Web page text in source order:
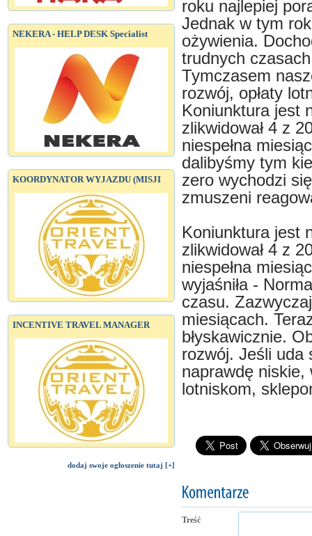
NEKERA - HELP DESK Specialist
KOORDYNATOR WYJAZDU (MISJI
INCENTIVE TRAVEL MANAGER
dodaj swoje ogłoszenie tutaj [+]
roku najlepiej
Jednak w tym
ożywienia.
trudnych
Tymczasem
rozwój, opłaty
Koniunktura jest
zlikwidował 4 z
niespełna
dalibyśmy tym
zero wychodzi
zmuszeni
Koniunktura jest
zlikwidował 4 z
niespełna
wyjaśniła -
czasu.
miesiącach.
błyskawicznie.
rozwój. Jeśli uda
naprawdę
lotniskom,
Treść